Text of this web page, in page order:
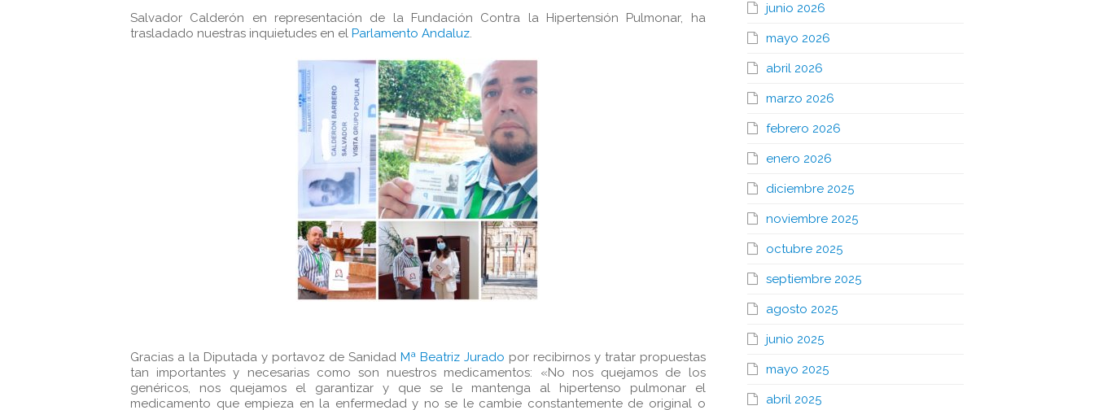
Salvador Calderón en representación de la Fundación Contra la Hipertensión Pulmonar, ha
trasladado nuestras inquietudes en el Parlamento Andaluz.
Gracias a la Diputada y portavoz de Sanidad Mª Beatriz Jurado por recibirnos y tratar propuestas
tan importantes y necesarias como son nuestros medicamentos: «No nos quejamos de los
genéricos, nos quejamos el garantizar y que se le mantenga al hipertenso pulmonar el
medicamento que empieza en la enfermedad y no se le cambie constantemente de original o
junio 2026
mayo 2026
abril 2026
marzo 2026
febrero 2026
enero 2026
diciembre 2025
noviembre 2025
octubre 2025
septiembre 2025
agosto 2025
junio 2025
mayo 2025
abril 2025